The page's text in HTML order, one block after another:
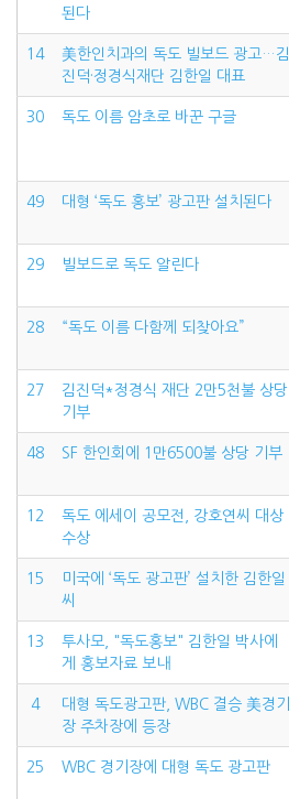
된다
14
美한인치과의 독도 빌보드 광고…김
진덕·정경식재단 김한일 대표
30 독도 이름 암초로 바꾼 구글
49 대형 ‘독도 홍보’ 광고판 설치된다
29 빌보드로 독도 알린다
28 “독도 이름 다함께 되찾아요”
27
김진덕*정경식 재단 2만5천불 상당
기부
48 SF 한인회에 1만6500불 상당 기부
12
독도 에세이 공모전, 강호연씨 대상
수상
15
미국에 ‘독도 광고판’ 설치한 김한일
씨
13
투사모, "독도홍보" 김한일 박사에
게 홍보자료 보내
4
대형 독도광고판, WBC 결승 美경기
장 주차장에 등장
25 WBC 경기장에 대형 독도 광고판